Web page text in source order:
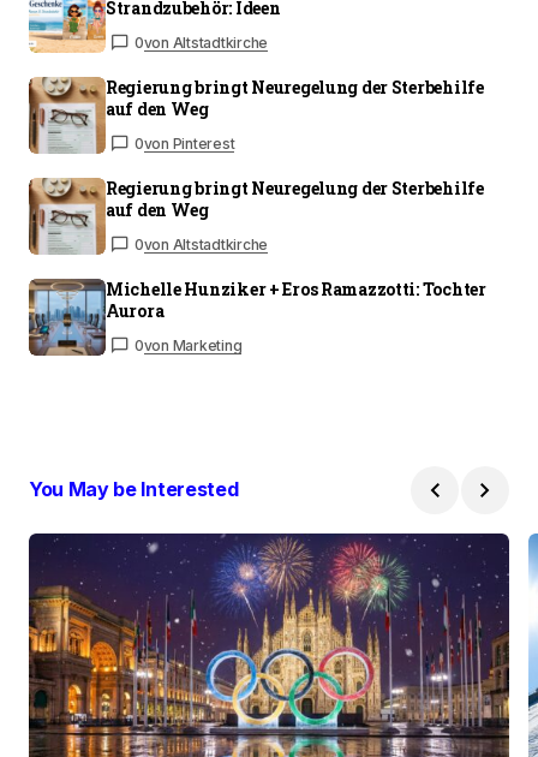
Strandzubehör: Ideen
0von Altstadtkirche
Regierung bringt Neuregelung der Sterbehilfe
auf den Weg
0von Pinterest
Regierung bringt Neuregelung der Sterbehilfe
auf den Weg
0von Altstadtkirche
Michelle Hunziker + Eros Ramazzotti: Tochter
Aurora
0von Marketing
You May be Interested